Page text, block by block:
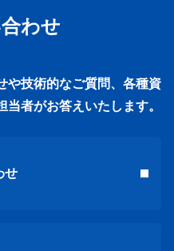
わせ
や技術的なご質問、各種資
者がお答えいたします。
せ